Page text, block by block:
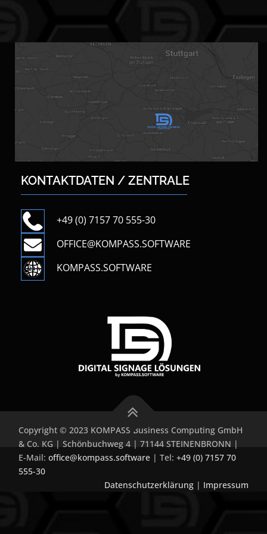
KONTAKTDATEN / ZENTRALE
+49 (0) 7157 70 555-30
OFFICE@KOMPASS.SOFTWARE
KOMPASS.SOFTWARE
Copyright © 2023 KOMPASS Business Computing GmbH
& Co. KG | Schönbuchweg 4 | 71144 STEINENBRONN |
E-Mail:office@kompass.software | Tel:+49 (0) 7157 70
555-30
Datenschutzerklärung| Impressum